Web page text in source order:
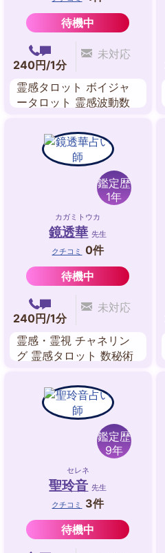
待機中
240円/1分
未対応
霊感タロット ボイジャ
ータロット 霊感波動数
ネルギーレクチャー ソ
ウル・スピリチュアルリ
ーディング
鑑定歴
1年
カガミトウカ
鏡透華 先生
クチコミ
0件
待機中
240円/1分
未対応
霊感・霊視 チャネリン
グ 霊感タロット 数秘術
鑑定歴
9年
セレネ
聖玲音 先生
クチコミ
3件
待機中